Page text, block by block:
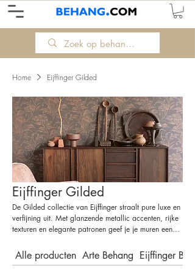
Home Eijffinger Gilded
Eijffinger Gilded
De Gilded collectie van Eijffinger straalt pure luxe en
verfijning uit. Met glanzende metallic accenten, rijke
texturen en elegante patronen geef je je muren een
structuren, goud- en koperdetails en diepe, warme
kleuren die direct sfeer toevoegen aan je interieur.
Alle producten Arte Behang Eijffinger